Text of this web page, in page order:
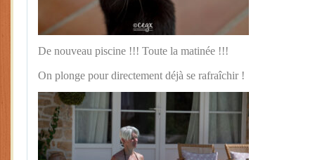
De nouveau piscine !!! Toute la matinée !!!
On plonge pour directement déjà se rafraîchir !